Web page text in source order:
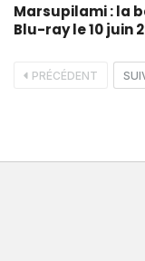
Marsupilami : la
Blu-ray le 10 juin
PRÉCÉDENT